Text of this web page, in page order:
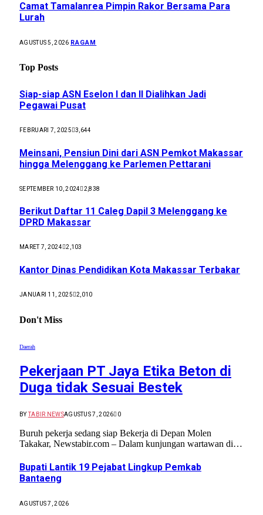
Camat Tamalanrea Pimpin Rakor Bersama Para
Lurah
AGUSTUS 5, 2026 RAGAM
Top Posts
Siap-siap ASN Eselon I dan II Dialihkan Jadi
Pegawai Pusat
FEBRUARI 7, 2025 3,644
Meinsani, Pensiun Dini dari ASN Pemkot Makassar
hingga Melenggang ke Parlemen Pettarani
SEPTEMBER 10, 2024 2,838
Berikut Daftar 11 Caleg Dapil 3 Melenggang ke
DPRD Makassar
MARET 7, 2024 2,103
Kantor Dinas Pendidikan Kota Makassar Terbakar
JANUARI 11, 2025 2,010
Don't Miss
Daerah
Pekerjaan PT Jaya Etika Beton di
Duga tidak Sesuai Bestek
BY TABIR NEWSAGUSTUS 7, 2026 0
Buruh pekerja sedang siap Bekerja di Depan Molen
Takakar, Newstabir.com – Dalam kunjungan wartawan di…
Bupati Lantik 19 Pejabat Lingkup Pemkab
Bantaeng
AGUSTUS 7, 2026